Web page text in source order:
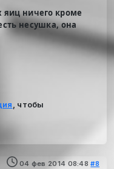
яиц ничего кроме
несушка, она
, чтобы
04 фев 2014 08:48 #8